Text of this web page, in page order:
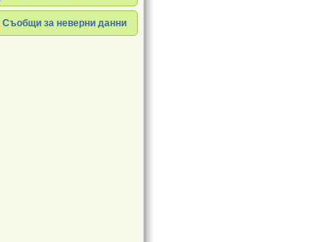
Съобщи за неверни данни